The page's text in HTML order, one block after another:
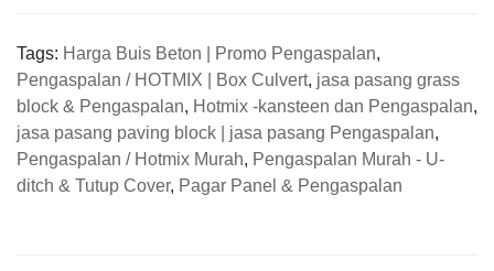
Tags: Harga Buis Beton | Promo Pengaspalan,
Pengaspalan / HOTMIX | Box Culvert, jasa pasang grass
block & Pengaspalan, Hotmix -kansteen dan Pengaspalan,
jasa pasang paving block | jasa pasang Pengaspalan,
Pengaspalan / Hotmix Murah, Pengaspalan Murah - U-
ditch & Tutup Cover, Pagar Panel & Pengaspalan